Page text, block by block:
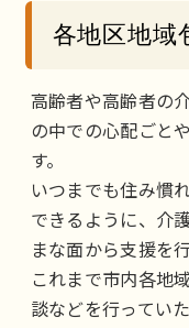
各地区地域
高齢者や高齢者の
の中での心配ごと
す。
いつまでも住み慣
できるように、介
まな面から支援を
これまで市内各地
談などを行ってい